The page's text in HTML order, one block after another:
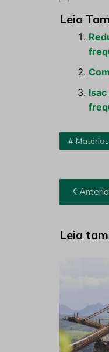
Leia
Matérias
de
Post
Leia